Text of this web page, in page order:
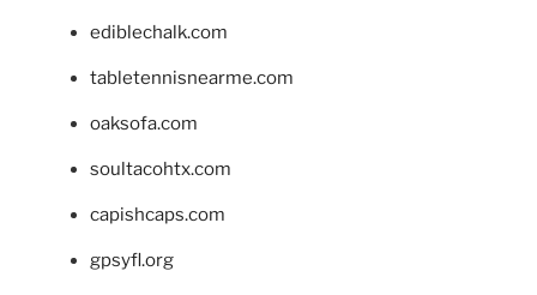
ediblechalk.com
tabletennisnearme.com
oaksofa.com
soultacohtx.com
capishcaps.com
gpsyfl.org